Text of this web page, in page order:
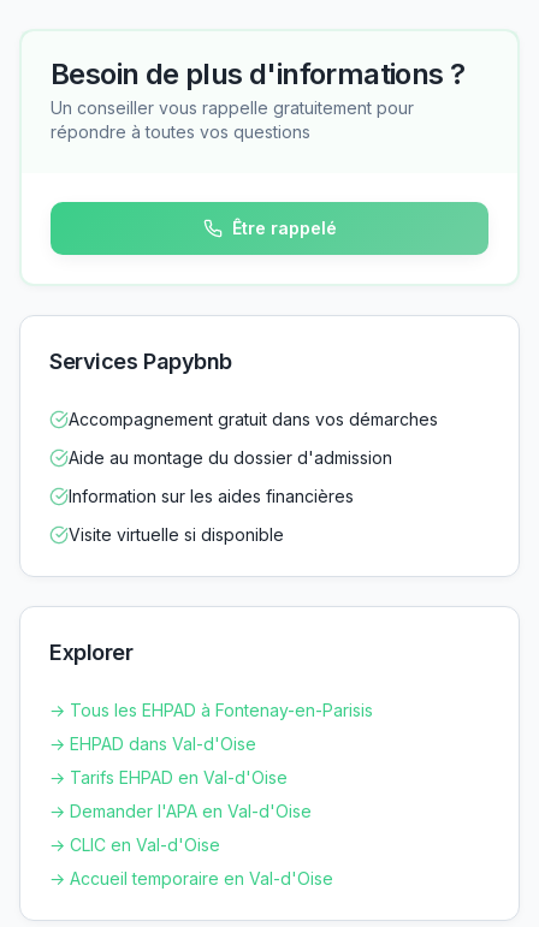
Besoin de plus d'informations ?
Un conseiller vous rappelle gratuitement pour
répondre à toutes vos questions
Être rappelé
Services Papybnb
Accompagnement gratuit dans vos démarches
Aide au montage du dossier d'admission
Information sur les aides financières
Visite virtuelle si disponible
Explorer
→ Tous les EHPAD à Fontenay-en-Parisis
→ EHPAD dans Val-d'Oise
→ Tarifs EHPAD en Val-d'Oise
→ Demander l'APA en Val-d'Oise
→ CLIC en Val-d'Oise
→ Accueil temporaire en Val-d'Oise